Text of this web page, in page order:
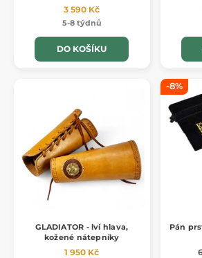
3 590 Kč
5-8 týdnů
DO KOŠÍKU
GLADIATOR - lví hlava,
kožené nátepníky
1 950 Kč
-8%
Pán